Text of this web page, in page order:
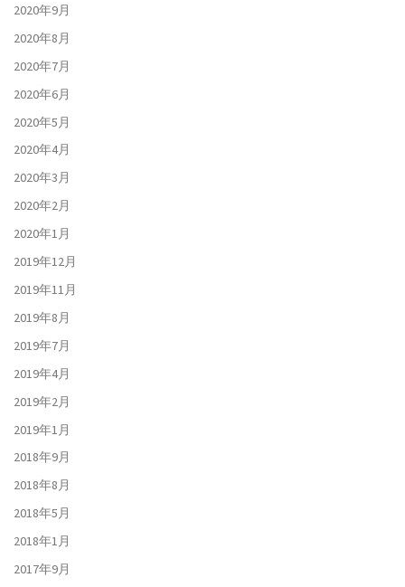
2020年9月
2020年8月
2020年7月
2020年6月
2020年5月
2020年4月
2020年3月
2020年2月
2020年1月
2019年12月
2019年11月
2019年8月
2019年7月
2019年4月
2019年2月
2019年1月
2018年9月
2018年8月
2018年5月
2018年1月
2017年9月